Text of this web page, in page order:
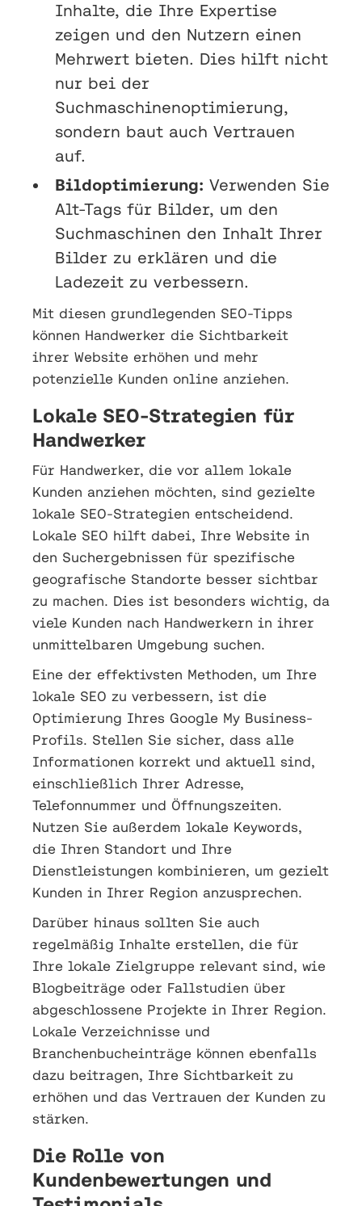
Inhalte, die Ihre Expertise
zeigen und den Nutzern einen
Mehrwert bieten. Dies hilft nicht
nur bei der
Suchmaschinenoptimierung,
sondern baut auch Vertrauen
auf.
Bildoptimierung: Verwenden Sie
Alt-Tags für Bilder, um den
Suchmaschinen den Inhalt Ihrer
Bilder zu erklären und die
Ladezeit zu verbessern.
Mit diesen grundlegenden SEO-Tipps
können Handwerker die Sichtbarkeit
ihrer Website erhöhen und mehr
potenzielle Kunden online anziehen.
Lokale SEO-Strategien für
Handwerker
Für Handwerker, die vor allem lokale
Kunden anziehen möchten, sind gezielte
lokale SEO-Strategien entscheidend.
Lokale SEO hilft dabei, Ihre Website in
den Suchergebnissen für spezifische
geografische Standorte besser sichtbar
zu machen. Dies ist besonders wichtig, da
viele Kunden nach Handwerkern in ihrer
unmittelbaren Umgebung suchen.
Eine der effektivsten Methoden, um Ihre
lokale SEO zu verbessern, ist die
Optimierung Ihres Google My Business-
Profils. Stellen Sie sicher, dass alle
Informationen korrekt und aktuell sind,
einschließlich Ihrer Adresse,
Telefonnummer und Öffnungszeiten.
Nutzen Sie außerdem lokale Keywords,
die Ihren Standort und Ihre
Dienstleistungen kombinieren, um gezielt
Kunden in Ihrer Region anzusprechen.
Darüber hinaus sollten Sie auch
regelmäßig Inhalte erstellen, die für
Ihre lokale Zielgruppe relevant sind, wie
Blogbeiträge oder Fallstudien über
abgeschlossene Projekte in Ihrer Region.
Lokale Verzeichnisse und
Branchenbucheinträge können ebenfalls
dazu beitragen, Ihre Sichtbarkeit zu
erhöhen und das Vertrauen der Kunden zu
stärken.
Die Rolle von
Kundenbewertungen und